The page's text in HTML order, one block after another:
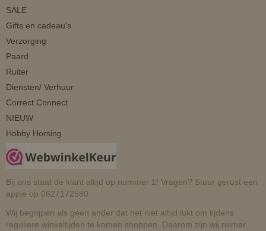
SALE
Gifts en cadeau's
Verzorging
Paard
Ruiter
Diensten/ Verhuur
Correct Connect
NIEUW
Hobby Horsing
Bij ons staat de klant altijd op nummer 1! Vragen? Stuur gerust een
appje op 0627172580
Wij begrijpen als geen ander dat het niet altijd lukt om tijdens
reguliere winkeltijden te komen shoppen. Daarom zijn wij ruimer